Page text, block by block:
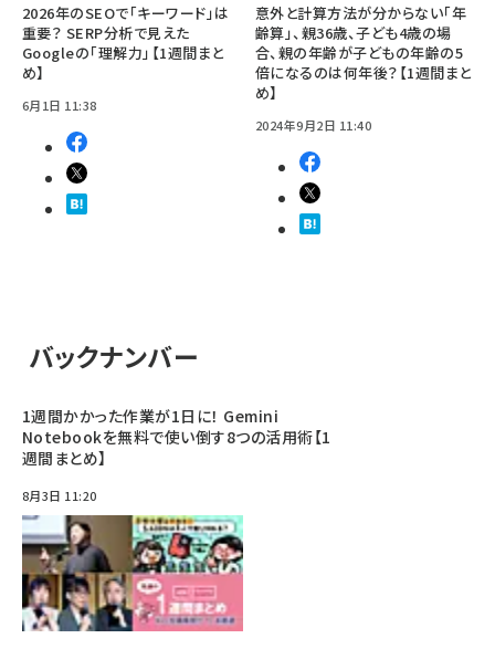
2026年のSEOで「キーワード」は
重要？ SERP分析で見えた
Googleの「理解力」【1週間まと
め】
6月1日 11:38
意外と計算方法が分からない「年
齢算」、親36歳、子ども4歳の場
合、親の年齢が子どもの年齢の5
倍になるのは何年後？【1週間まと
め】
2024年9月2日 11:40
バックナンバー
1週間かかった作業が1日に！ Gemini
Notebookを無料で使い倒す8つの活用術【1
週間まとめ】
8月3日 11:20